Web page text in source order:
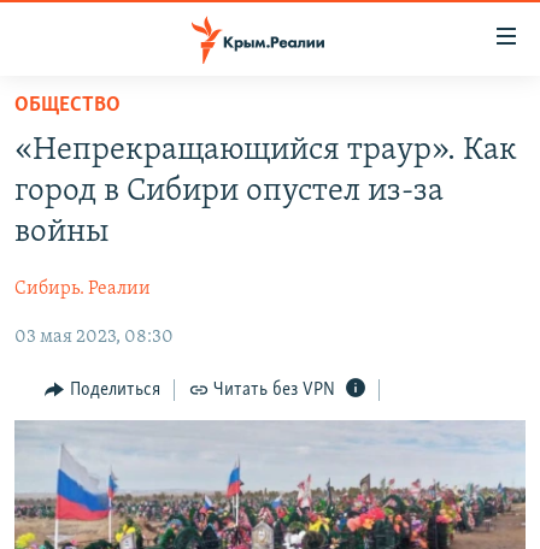
Вернуться
основному
содержанию
Вернутся
главной
навигации
Вернутся
поиску
СПЕЦПРОЕКТЫ
ГРУЗ 200
11 ЛЕТ ОККУПАЦИИ КРЫМА. 11 ИСТОРИЙ СОПРОТИВЛЕНИЯ
ВОДА
ЕЩЕ
ИНТЕРАКТИВ
ИНФОГРАФИКА
СОВЕТЫ ПРАВОЗАЩИТНИКОВ
ПРОПАВШИЕ БЕЗ ВЕСТИ
РАДІО СВОБОДА
КАК ОБОЙТИ БЛОКИРОВКУ
Українською
Qırımtatar
ОБЩЕСТВО
«Непрекращающийся траур». Как
город в Сибири опустел из-за
войны
Сибирь. Реалии
03 мая 2023, 08:30
Поделиться Читать без VPN